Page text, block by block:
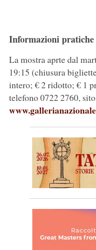
Informazioni pratiche
La mostra aprte dal
19:15 (chiusura
intero; € 2 ridotto; € 1
telefono 0722 2760,